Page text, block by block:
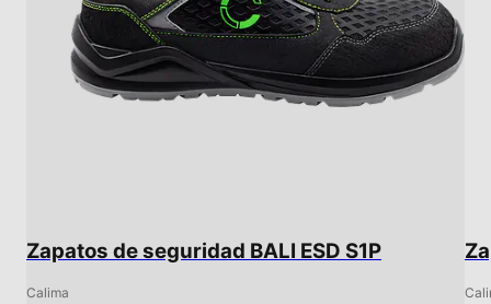
Zapatos de seguridad BALI ESD S1P
Calima